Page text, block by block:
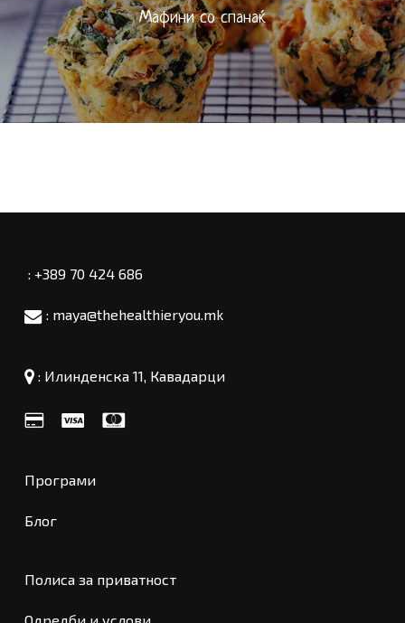
Меѓузбир:
Мафини со спанаќ
: +389 70 424 686
: maya@thehealthieryou.mk
: Илинденска 11, Кавадарци
Програми
Блог
Полиса за приватност